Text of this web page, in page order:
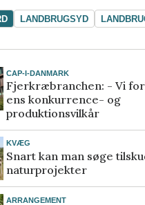
LANDBRUGSYD
CAP-I-DANMARK
Fjerkræbranchen: - Vi
ens konkurrence- og
produktionsvilkår
KVÆG
Snart kan man søge
naturprojekter
ARRANGEMENT